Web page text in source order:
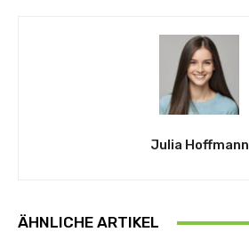
Julia Hoffmann
ÄHNLICHE ARTIKEL